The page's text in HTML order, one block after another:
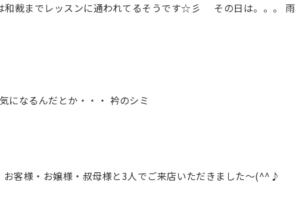
和裁までレッスンに通われてるそうです☆彡 その日は。。。 雨
なるんだとか・・・ 衿のシミ
お客様・お嬢様・叔母様と3人でご来店いただきました～(^^♪